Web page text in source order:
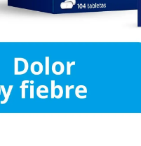
Clic para ampliar